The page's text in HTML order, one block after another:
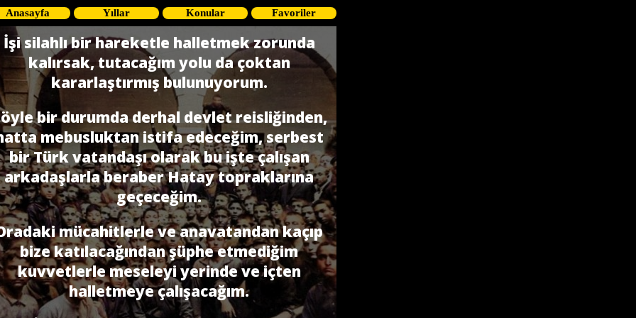
Anasayfa Yıllar Konular Favoriler
İşi silahlı bir hareketle halletmek zorunda
kalırsak, tutacağım yolu da çoktan
kararlaştırmış bulunuyorum.
bir durumda derhal devlet reisliğinden,
mebusluktan istifa edeceğim, serbest
bir Türk vatandaşı olarak bu işte çalışan
arkadaşlarla beraber Hatay topraklarına
geçeceğim.
mücahitlerle ve anavatandan kaçıp
bize katılacağından şüphe etmediğim
kuvvetlerle meseleyi yerinde ve içten
halletmeye çalışacağım.